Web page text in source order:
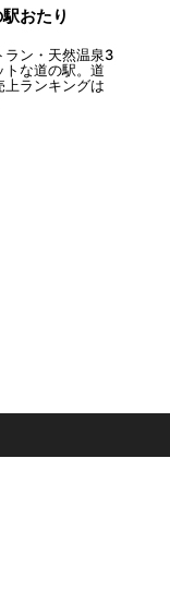
おたり
ラン・天然温泉3
トな道の駅。道
上ランキングは